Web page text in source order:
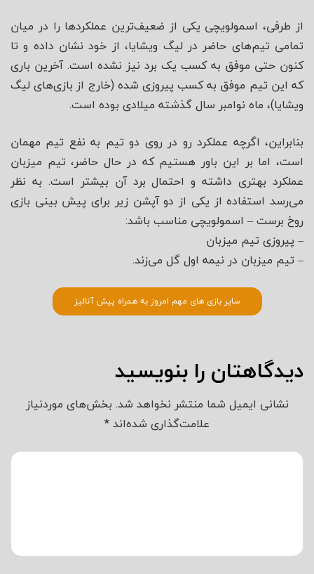
از طرفی، اسمولویچی یکی از ضعیف‌ترین عملکردها را در میان
تمامی تیم‌های حاضر در لیگ ویشایا، از خود نشان داده و تا
کنون حتی موفق به کسب یک برد نیز نشده است. آخرین باری
که این تیم موفق به کسب پیروزی شده (خارج از بازی‌های لیگ
ویشایا)، ماه نوامبر سال گذشته میلادی بوده است.
بنابراین، اگرچه عملکرد رو در روی دو تیم به نفع تیم مهمان
است، اما بر این باور هستیم که در حال حاضر، تیم میزبان
عملکرد بهتری داشته و احتمال برد آن بیشتر است. به نظر
می‌رسد استفاده از یکی از دو آپشن زیر برای پیش بینی بازی
روخ برست – اسمولویچی مناسب باشد:
– پیروزی تیم میزبان
– تیم میزبان در نیمه اول گل می‌زند.
سایر بازی های مهم امروز به همراه پیش آنالیز
دیدگاهتان را بنویسید
نشانی ایمیل شما منتشر نخواهد شد. بخش‌های موردنیاز
علامت‌گذاری شده‌اند*